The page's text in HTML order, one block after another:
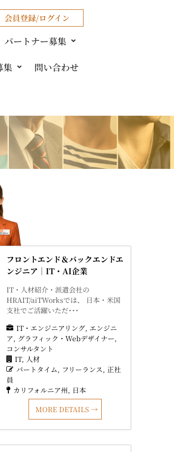
会員登録/ログイン
パートナー募集
集 問い合わせ
フロントエンド＆バックエンドエ
ンジニア｜IT・AI企業
IT・人材紹介・派遣会社の
HRAIT/aiTWorksでは、 日本・米国
支社でご活躍いただ･･･
IT・エンジニアリング エンジニ
ア グラフィック・Webデザイナー
コンサルタント
IT 人材
パートタイム
フリーランス 正社
員
カリフォルニア州 日本
MORE DETAILS